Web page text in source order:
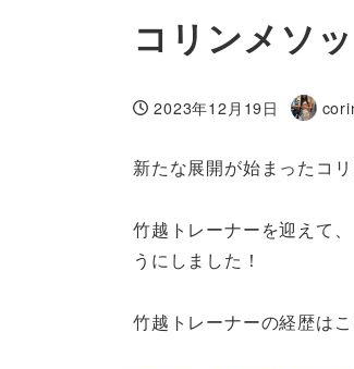
コリンメソ
投稿日
2023年12月19日
著
新たな展開が始まったコリ
竹越トレーナーを迎えて
うにしました！
竹越トレーナーの経歴は